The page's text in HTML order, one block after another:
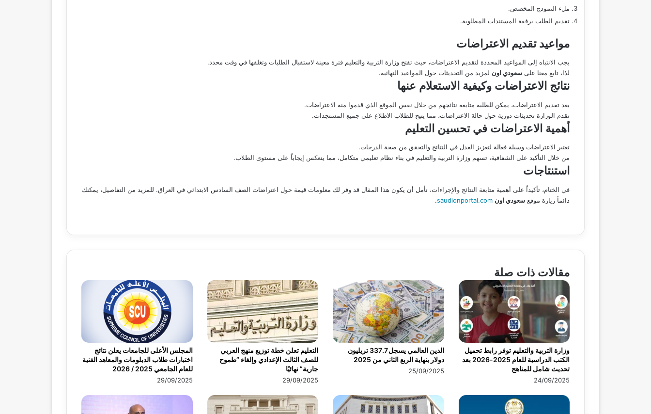
ملء النموذج المخصص.
تقديم الطلب برفقة المستندات المطلوبة.
مواعيد تقديم الاعتراضات
يجب الانتباه إلى المواعيد المحددة لتقديم الاعتراضات، حيث تفتح وزارة التربية والتعليم فترة معينة لاستقبال الطلبات وتغلقها في وقت محدد.
لذا، تابع معنا على سعودي اون لمزيد من التحديثات حول المواعيد النهائية.
نتائج الاعتراضات وكيفية الاستعلام عنها
بعد تقديم الاعتراضات، يمكن للطلبة متابعة نتائجهم من خلال نفس الموقع الذي قدموا منه الاعتراضات.
تقدم الوزارة تحديثات دورية حول حالة الاعتراضات، مما يتيح للطلاب الاطلاع على جميع المستجدات.
أهمية الاعتراضات في تحسين التعليم
تعتبر الاعتراضات وسيلة فعالة لتعزيز العدل في النتائج والتحقق من صحة الدرجات.
من خلال التأكيد على الشفافية، تسهم وزارة التربية والتعليم في بناء نظام تعليمي متكامل، مما ينعكس إيجاباً على مستوى الطلاب.
استنتاجات
في الختام، تأكيداً على أهمية متابعة النتائج والإجراءات، نأمل أن يكون هذا المقال قد وفر لك معلومات قيمة حول اعتراضات الصف السادس الابتدائي في العراق. للمزيد من التفاصيل، يمكنك
دائماً زيارة موقع سعودي اون saudionportal.com
.
مقالات ذات صلة
المجلس الأعلى للجامعات يعلن نتائج
اختبارات طلاب الدبلومات والمعاهد الفنية
للعام الجامعي 2025 / 2026
29/09/2025
التعليم تعلن خطة توزيع منهج العربي
للصف الثالث الإعدادي وإلغاء “طموح
جارية” نهائيًا
29/09/2025
الدين العالمي يسجل 337.7 تريليون
دولار بنهاية الربع الثاني من 2025
25/09/2025
وزارة التربية والتعليم توفر رابط تحميل
الكتب الدراسية للعام 2025-2026 بعد
تحديث شامل للمناهج
24/09/2025